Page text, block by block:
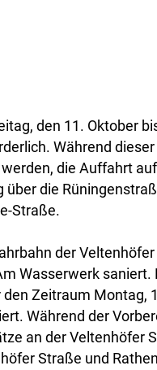
den 11. Oktober
Während
die Auffahrt
die
Straße.
der
Wasserwerk
Zeitraum Montag,
Während der
an der Veltenhöfer
Straße und